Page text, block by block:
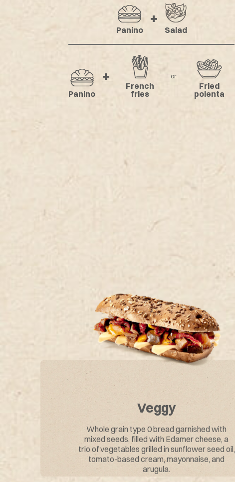
Quality and raw
Sustainability
Lavora con noi
Panino
+
Salad
Panino
+
French
fries
or
Fried
polenta
Veggy
Whole grain type 0 bread garnished with
mixed seeds, filled with Edamer cheese, a
trio of vegetables grilled in sunflower seed oil,
tomato-based cream, mayonnaise, and
arugula.